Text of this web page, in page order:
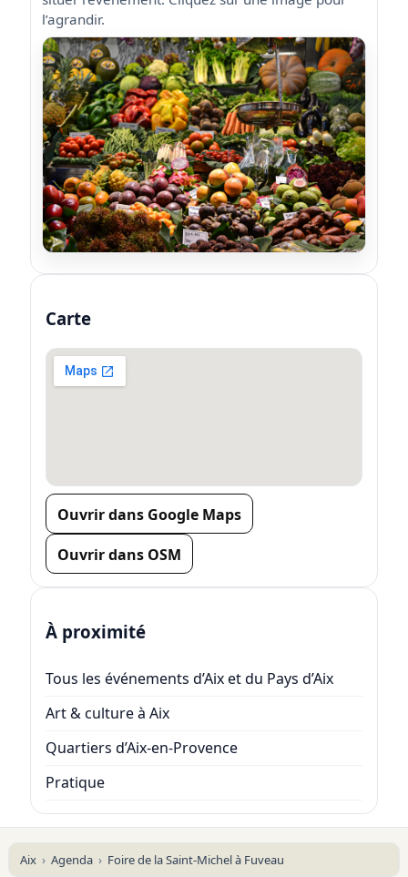
l’agrandir.
Carte
Ouvrir dans Google Maps
Ouvrir dans OSM
À proximité
Tous les événements d’Aix et du Pays d’Aix
Art & culture à Aix
Quartiers d’Aix-en-Provence
Pratique
Aix Agenda Foire de la Saint-Michel à Fuveau